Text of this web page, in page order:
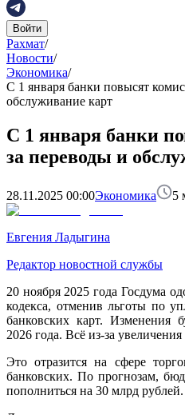
Войти
Рахмат/
Новости/
Экономика/
С 1 января банки повысят
обслуживание карт
С 1 января банки
за переводы и
28.11.2025 00:00Экономика 5
Евгения Ладыгина
Редактор новостной службы
20 ноября 2025 года Госдума
кодекса, отменив льготы по
банковских карт. Изменения
2026 года. Всё из-за
Это отразится на сфере
банковских. По прогнозам,
пополниться на 30 млрд рублей.